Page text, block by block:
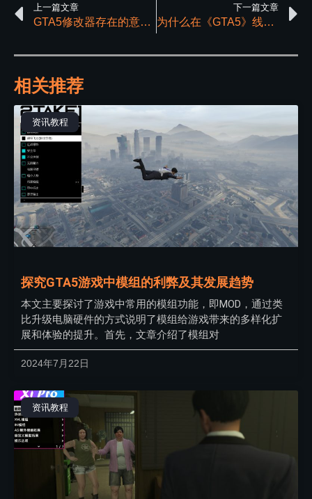
上一篇文章
GTA5修改器存在的意义是什么？
下一篇文章
为什么在《GTA5》线上模式中，许多人使用线上小助手？
相关推荐
资讯教程
探究GTA5游戏中模组的利弊及其发展趋势
本文主要探讨了游戏中常用的模组功能，即MOD，通过类
比升级电脑硬件的方式说明了模组给游戏带来的多样化扩
展和体验的提升。首先，文章介绍了模组对
2024年7月22日
资讯教程